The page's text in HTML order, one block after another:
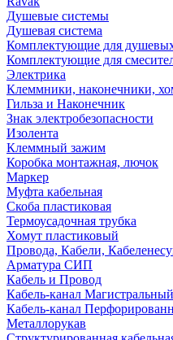
Душевые системы
Душевая система
Комплектующие для
Комплектующие для
Электрика
Клеммники, наконечники,
Гильза и Наконечник
Знак электробезопасности
Изолента
Клеммный зажим
Коробка монтажная, лючок
Маркер
Муфта кабельная
Скоба пластиковая
Термоусадочная трубка
Хомут пластиковый
Провода, Кабели,
Арматура СИП
Кабель и Провод
Кабель-канал Магистральный
Кабель-канал
Металлорукав